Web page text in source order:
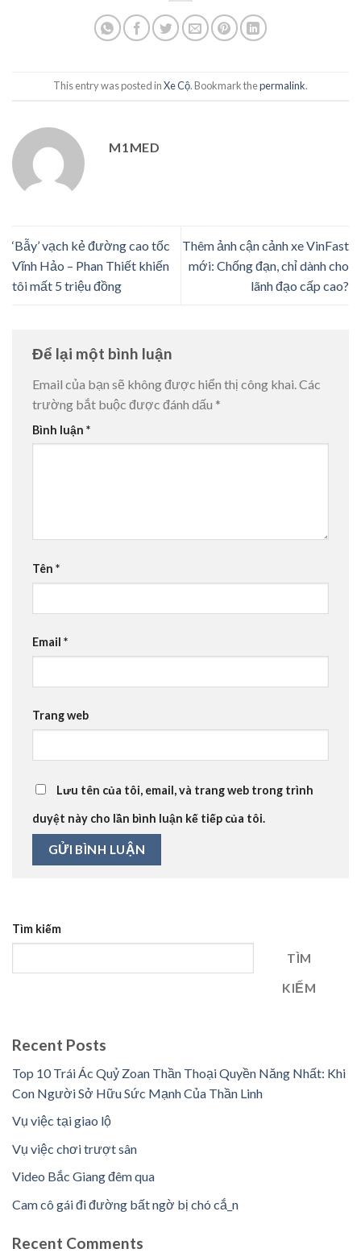
This entry was posted inXe Cộ. Bookmark thepermalink.
M1MED
‘Bẫy’ vạch kẻ đường cao tốc
Vĩnh Hảo – Phan Thiết khiến
tôi mất 5 triệu đồng
Thêm ảnh cận cảnh xe VinFast
mới: Chống đạn, chỉ dành cho
lãnh đạo cấp cao?
Để lại một bình luận
Email của bạn sẽ không được hiển thị công khai. Các
trường bắt buộc được đánh dấu *
Bình luận *
Tên *
Email *
Trang web
Lưu tên của tôi, email, và trang web trong trình
duyệt này cho lần bình luận kế tiếp của tôi.
Tìm kiếm
TÌM
KIẾM
Recent Posts
Top 10 Trái Ác Quỷ Zoan Thần Thoại Quyền Năng Nhất: Khi
Con Người Sở Hữu Sức Mạnh Của Thần Linh
Vụ việc tại giao lộ
Vụ việc chơi trượt sân
Video Bắc Giang đêm qua
Cam cô gái đi đường bất ngờ bị chó cắ_n
Recent Comments